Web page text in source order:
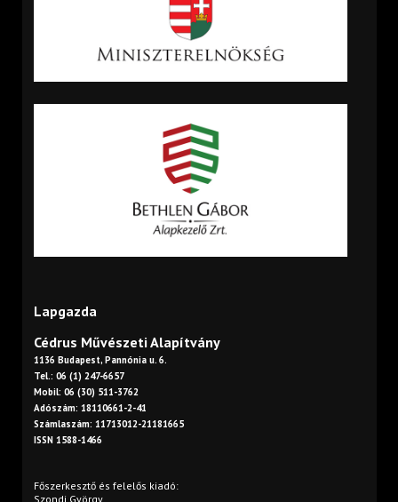
Lapgazda
Cédrus Művészeti Alapítvány
1136 Budapest, Pannónia u. 6.
Tel.: 06 (1) 247-6657
Mobil: 06 (30) 511-3762
Adószám: 18110661-2-41
Számlaszám: 11713012-21181665
ISSN 1588-1466
Főszerkesztő és felelős kiadó:
Szondi György